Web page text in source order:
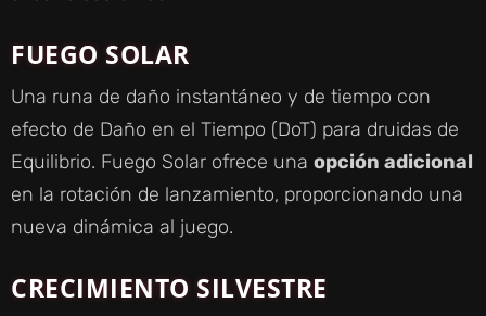
FUEGO SOLAR
Una runa de daño instantáneo y de tiempo con
efecto de Daño en el Tiempo (DoT) para druidas de
Equilibrio. Fuego Solar ofrece una opción adicional
en la rotación de lanzamiento, proporcionando una
nueva dinámica al juego.
CRECIMIENTO SILVESTRE